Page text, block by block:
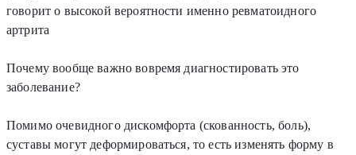
говорит о высокой вероятности именно ревматоидного
артрита
Почему вообще важно вовремя диагностировать это
заболевание?
Помимо очевидного дискомфорта (скованность, боль),
суставы могут деформироваться, то есть изменять форму в